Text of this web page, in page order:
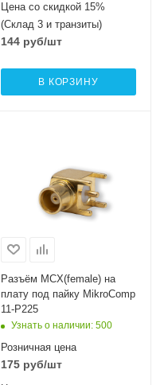
Цена со скидкой 15%
(Склад 3 и транзиты)
144руб/шт
В КОРЗИНУ
Разъём MCX(female) на
плату под пайку MikroComp
11-P225
Узнать о наличии: 500
Розничная цена
175руб/шт